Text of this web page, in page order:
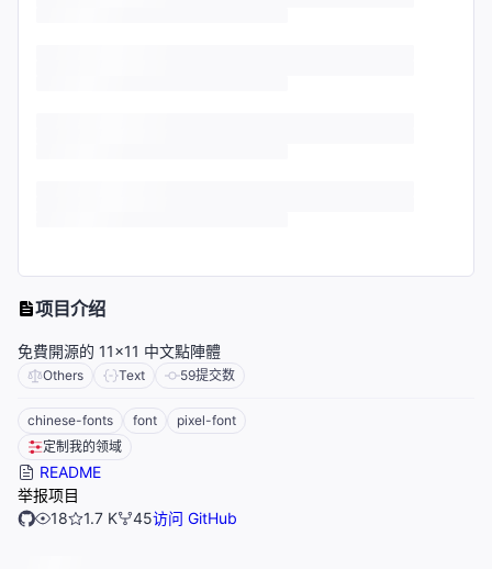
项目介绍
免費開源的 11×11 中文點陣體
Others Text 59提交数
chinese-fonts font
pixel-font
定制我的领域
README
举报项目
18
1.7 K 45访问 GitHub